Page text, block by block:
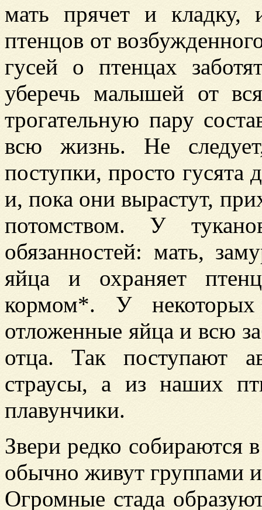
мать прячет и кладку,
птенцов от
гусей о птенцах
уберечь малышей от
трогательную пару
всю жизнь. Не
поступки, просто гусята
и, пока они вырастут,
потомством. У
обязанностей: мать,
яйца и охраняет
кормом*. У
отложенные яйца и всю
отца. Так поступают
страусы, а из наших
плавунчики.
Звери редко собираются
обычно живут группами
Огромные стада